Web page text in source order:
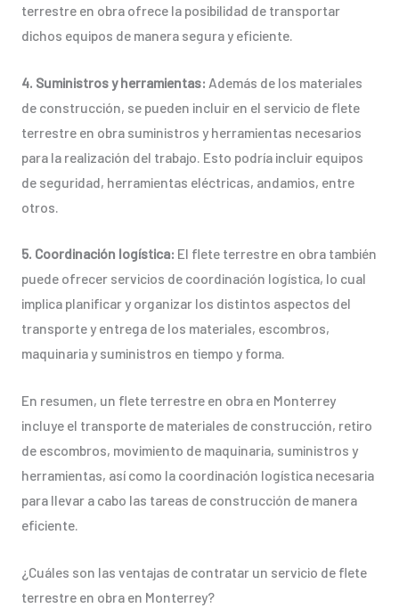
terrestre en obra ofrece la posibilidad de transportar
dichos equipos de manera segura y eficiente.
4. Suministros y herramientas: Además de los materiales
de construcción, se pueden incluir en el servicio de flete
terrestre en obra suministros y herramientas necesarios
para la realización del trabajo. Esto podría incluir equipos
de seguridad, herramientas eléctricas, andamios, entre
otros.
5. Coordinación logística: El flete terrestre en obra también
puede ofrecer servicios de coordinación logística, lo cual
implica planificar y organizar los distintos aspectos del
transporte y entrega de los materiales, escombros,
maquinaria y suministros en tiempo y forma.
En resumen, un flete terrestre en obra en Monterrey
incluye el transporte de materiales de construcción, retiro
de escombros, movimiento de maquinaria, suministros y
herramientas, así como la coordinación logística necesaria
para llevar a cabo las tareas de construcción de manera
eficiente.
¿Cuáles son las ventajas de contratar un servicio de flete
terrestre en obra en Monterrey?